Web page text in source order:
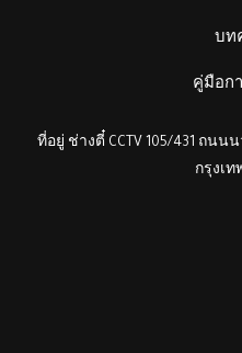
บท
คู่มือก
ที่อยู่ ช่างตี๋ CCTV 105/431 ถน
กรุงเท